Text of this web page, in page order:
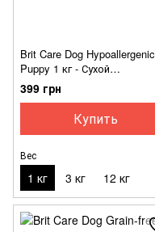
Brit Care Dog Hypoallergenic
Puppy 1 кг - Сухой
гипоалергенный корм для
щенков всех пород с
399 грн
Купить
Вес
1 кг 3 кг 12 кг